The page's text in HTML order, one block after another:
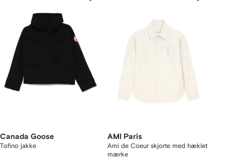
Canada Goose
Tofino jakke
AMI Paris
Ami de Coeur skjorte med hæklet
mærke